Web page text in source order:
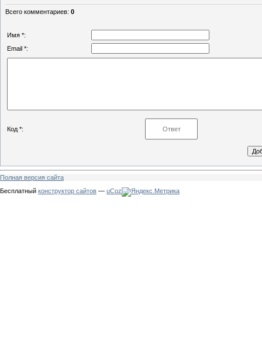
Всего комментариев: 0
Имя *:
Email *:
Код *:
Полная версия сайта
Бесплатный конструктор сайтов — uCoz